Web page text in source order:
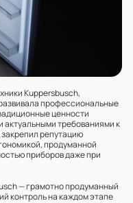
Kuppersbusch,
профессиональные
ценности
актуальными требованиями к
репутацию
продуманной
приборов даже при
— грамотно продуманный
контроль на каждом этапе